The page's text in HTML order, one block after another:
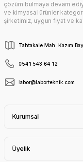
çözüm bulmaya devam
ve kimyasal ürünler
şirketimiz, uygun fiyat ve
Tahtakale Mah. Kazım
0541 543 64 12
labor@laborteknik.com
Kurumsal
Üyelik